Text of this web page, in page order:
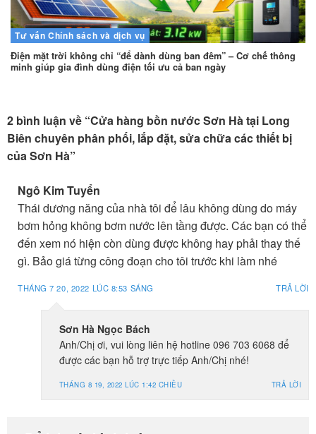
Tư vấn Chính sách và dịch vụ
Điện mặt trời không chỉ “để dành dùng ban đêm” – Cơ chế thông
minh giúp gia đình dùng điện tối ưu cả ban ngày
2 bình luận về “Cửa hàng bồn nước Sơn Hà tại Long
Biên chuyên phân phối, lắp đặt, sửa chữa các thiết bị
của Sơn Hà”
Ngô Kim Tuyển
Thái dương năng của nhà tôi để lâu không dùng do máy
bơm hỏng không bơm nước lên tầng được. Các bạn có thể
đến xem nó hiện còn dùng được không hay phải thay thế
gì. Bảo giá từng công đoạn cho tôi trước khi làm nhé
THÁNG 7 20, 2022 LÚC 8:53 SÁNG TRẢ LỜI
Sơn Hà Ngọc Bách
Anh/Chị ơi, vui lòng liên hệ hotline 096 703 6068 để
được các bạn hỗ trợ trực tiếp Anh/Chị nhé!
THÁNG 8 19, 2022 LÚC 1:42 CHIỀU TRẢ LỜI